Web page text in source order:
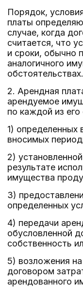
Порядок,
платы
случае, когда
считается, что
и сроки, обычно
аналогичного
обстоятельствах.
2. Арендная
арендуемое
по каждой из его
1) определенных
вносимых
2)
результате
имущества
3)
определенных
4) передачи
обусловленной
собственность
5) возложения
договором
арендованного